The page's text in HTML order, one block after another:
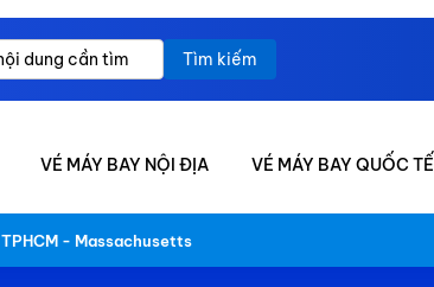
Tìm kiếm
VÉ MÁY BAY NỘI ĐỊA VÉ MÁY BAY QUỐC TẾ
TPHCM - Massachusetts